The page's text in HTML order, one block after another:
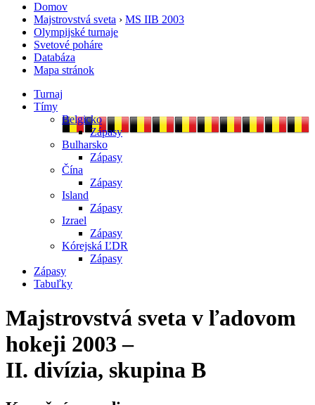
Domov
Majstrovstvá sveta › MS IIB 2003
Olympijské turnaje
Svetové poháre
Databáza
Mapa stránok
Turnaj
Tímy
Belgicko
Zápasy
Bulharsko
Zápasy
Čína
Zápasy
Island
Zápasy
Izrael
Zápasy
Kórejská ĽDR
Zápasy
Zápasy
Tabuľky
Majstrovstvá sveta v ľadovom
hokeji 2003 –
II. divízia, skupina B